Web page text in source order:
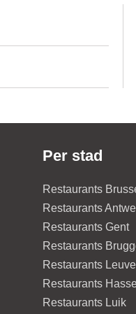
Per stad
Restaurants
Restaurants
Restaurants Gent
Restaurants
Restaurants
Restaurants
Restaurants Luik